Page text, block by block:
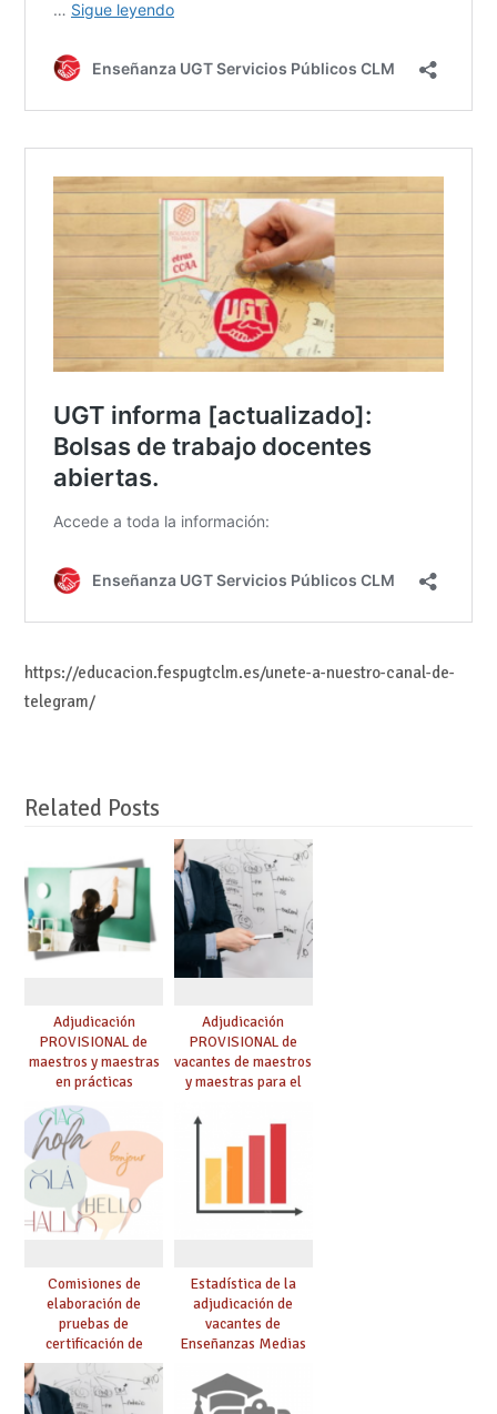
https://educacion.fespugtclm.es/unete-a-nuestro-canal-de-
telegram/
Related Posts
Adjudicación
PROVISIONAL de
maestros y maestras
en prácticas
Adjudicación
PROVISIONAL de
vacantes de maestros
y maestras para el
Comisiones de
elaboración de
pruebas de
certificación de
competencia
lingüística: publicada
resolución definitiva
Estadística de la
adjudicación de
vacantes de
Enseñanzas Medias